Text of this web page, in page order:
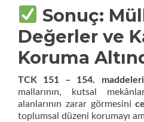
Sonuç:
Değerler ve
Koruma
TCK 151 – 154. maddeleri
mallarının, kutsal
alanlarının zarar görmesini
toplumsal düzeni korumayı